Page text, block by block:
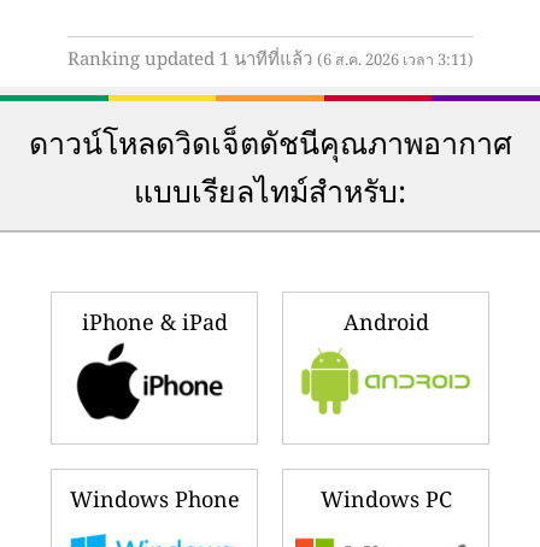
Ranking updated 1 นาทีที่แล้ว (6 ส.ค. 2026 เวลา 3:11)
ดาวน์โหลดวิดเจ็ตดัชนีคุณภาพอากาศ
แบบเรียลไทม์สำหรับ:
iPhone & iPad Android
Windows Phone Windows PC